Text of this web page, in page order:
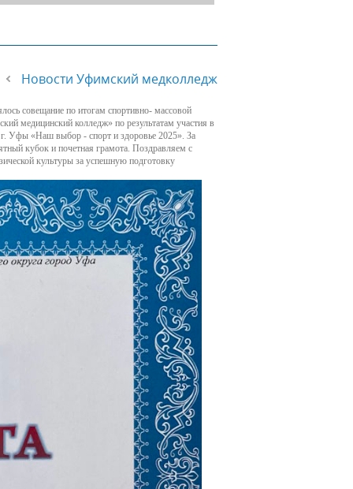
информация
Конкурса по
копилка
и наставника
педагогу
Новости Уфимский медколледж
совещание по итогам спортивно- массовой
медицинский колледж» по результатам участия в
г. Уфы «Наш выбор - спорт и здоровье 2025». За
кубок и почетная грамота. Поздравляем с
культуры за успешную подготовку